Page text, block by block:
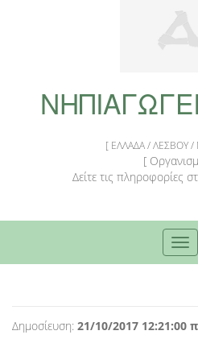
[ ΕΛΛΑΔΑ / ΛΕΣΒΟΥ /
[
Δείτε τις πληροφορίες
Δημοσίευση: 21/10/2017 12:21:00